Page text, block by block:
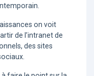
on voit
de l’intranet de
des sites